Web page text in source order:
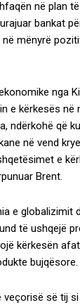
në plan
bankat
mënyrë
nga
e kërkesës në
ndërkohë që
në vend
e
Brent.
e globalizimit
të ushqejë
kërkesën
bujqësore.
veçorisë së tij